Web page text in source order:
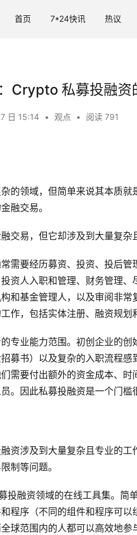
首页 7*24快讯 热议
Crypto 私募投融资
日 15:14 • 观点 • 阅读 791
的领域，但简单来说其本质
融交易。
交易，但它却涉及到大量复杂
需要经历募资、投资、投后
资人入职和管理、财务管理
和基金管理人，以及审阅非
作，包括实体注册、融资规划
专业能力范围。初创企业的
募书）以及复杂的入职流程
需要付出额外的资金成本、时
。因此私募投融资是一个门槛
资涉及到大量复杂且专业的
制等问题。
投融资领域的在线工具集。简
程序（不同的组件和程序可
球范围内的人都可以高效地